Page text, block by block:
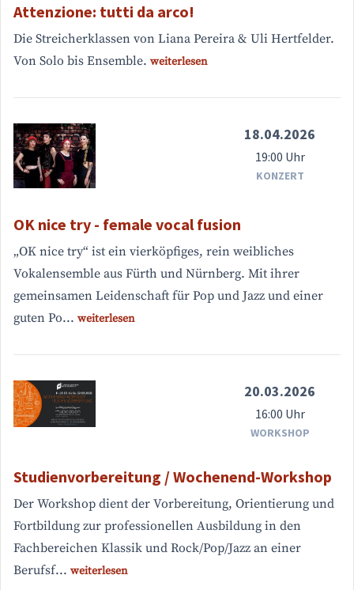
Attenzione: tutti da arco!
Die Streicherklassen von Liana Pereira & Uli Hertfelder.
Von Solo bis Ensemble. weiterlesen
18.04.2026
19:00 Uhr
KONZERT
OK nice try - female vocal fusion
„OK nice try“ ist ein vierköpfiges, rein weibliches
Vokalensemble aus Fürth und Nürnberg. Mit ihrer
gemeinsamen Leidenschaft für Pop und Jazz und einer
guten Po... weiterlesen
20.03.2026
16:00 Uhr
WORKSHOP
Studienvorbereitung / Wochenend-Workshop
Der Workshop dient der Vorbereitung, Orientierung und
Fortbildung zur professionellen Ausbildung in den
Fachbereichen Klassik und Rock/Pop/Jazz an einer
Berufsf... weiterlesen